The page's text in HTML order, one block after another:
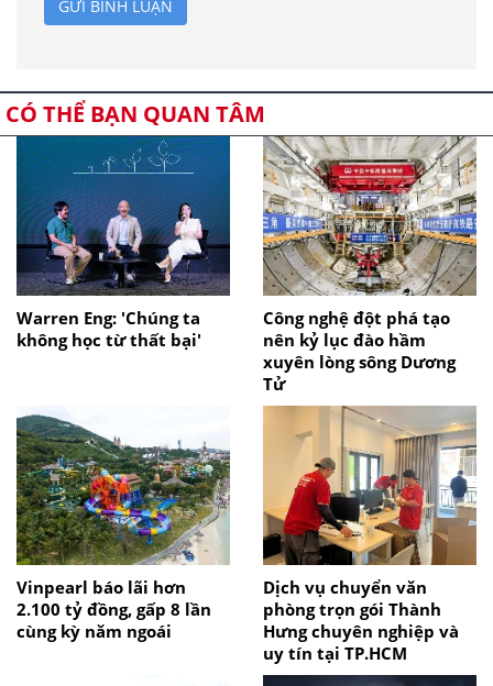
GỬI BÌNH LUẬN
CÓ THỂ BẠN QUAN TÂM
Warren Eng: 'Chúng ta
không học từ thất bại'
Công nghệ đột phá tạo
nên kỷ lục đào hầm
xuyên lòng sông Dương
Tử
Vinpearl báo lãi hơn
2.100 tỷ đồng, gấp 8 lần
cùng kỳ năm ngoái
Dịch vụ chuyển văn
phòng trọn gói Thành
Hưng chuyên nghiệp và
uy tín tại TP.HCM